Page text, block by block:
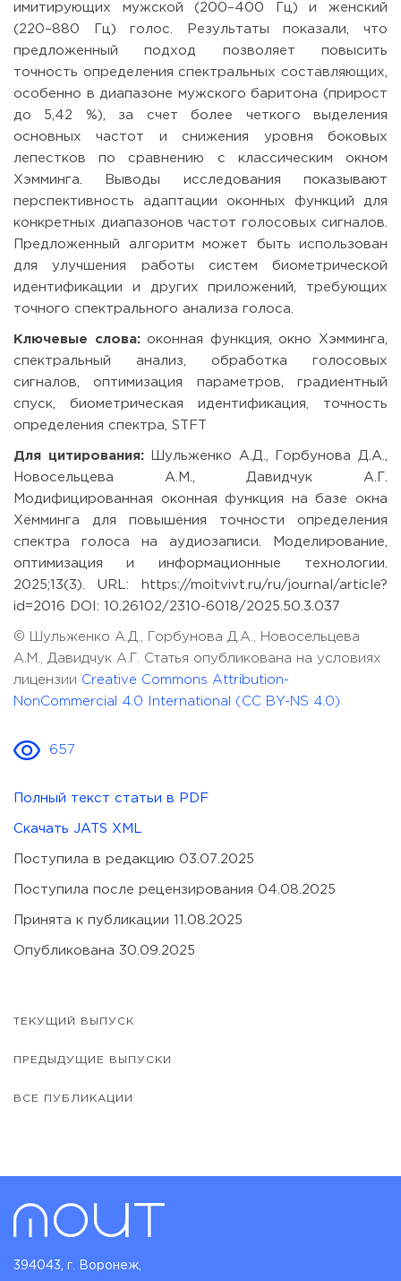
имитирующих мужской (200–400 Гц) и женский
(220–880 Гц) голос. Результаты показали, что
предложенный подход позволяет повысить
точность определения спектральных составляющих,
особенно в диапазоне мужского баритона (прирост
до 5,42 %), за счет более четкого выделения
основных частот и снижения уровня боковых
лепестков по сравнению с классическим окном
Хэмминга. Выводы исследования показывают
перспективность адаптации оконных функций для
конкретных диапазонов частот голосовых сигналов.
Предложенный алгоритм может быть использован
для улучшения работы систем биометрической
идентификации и других приложений, требующих
точного спектрального анализа голоса.
Ключевые слова:оконная функция, окно Хэмминга,
спектральный анализ, обработка голосовых
сигналов, оптимизация параметров, градиентный
спуск, биометрическая идентификация, точность
определения спектра, STFT
Для цитирования:Шульженко А.Д., Горбунова Д.А.,
Новосельцева А.М., Давидчук А.Г.
Модифицированная оконная функция на базе окна
Хемминга для повышения точности определения
спектра голоса на аудиозаписи. Моделирование,
оптимизация и информационные технологии.
2025;13(3). URL: https://moitvivt.ru/ru/journal/article?
id=2016 DOI: 10.26102/2310-6018/2025.50.3.037
© Шульженко А.Д., Горбунова Д.А., Новосельцева
А.М., Давидчук А.Г. Статья опубликована на условиях
лицензии Creative Commons Attribution-
NonCommercial 4.0 International (CC BY-NS 4.0)
657
Полный текст статьи в PDF
Скачать JATS XML
Поступила в редакцию 03.07.2025
Поступила после рецензирования 04.08.2025
Принята к публикации 11.08.2025
Опубликована 30.09.2025
ТЕКУЩИЙ ВЫПУСК
ПРЕДЫДУЩИЕ ВЫПУСКИ
ВСЕ ПУБЛИКАЦИИ
394043, г. Воронеж,